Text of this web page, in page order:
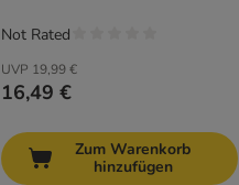
UVP 19,99 €
16,49 €
Not Rated
Zum Warenkorb
hinzufügen